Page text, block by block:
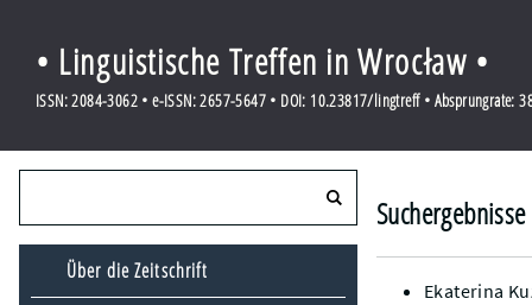
• Linguistische Treffen in Wrocław •
ISSN: 2084-3062 • e-ISSN: 2657-5647 • DOI: 10.23817/lingtreff • Absprungrate:
Über die Zeitschrift
Ekaterina